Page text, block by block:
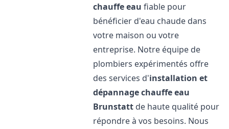
chauffe eau fiable pour
bénéficier d'eau chaude dans
votre maison ou votre
entreprise. Notre équipe de
plombiers expérimentés offre
des services d'installation et
dépannage chauffe eau
Brunstatt de haute qualité pour
répondre à vos besoins. Nous